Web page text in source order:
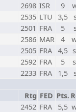
2698 ISR 9
2535 LTU 3,5
2501 FRA 5
2586 MAR 4
2505 FRA 4,5
2592 FRA 5
2233 FRA 1,5
Rtg FED Pts.
2452 FRA 5,5